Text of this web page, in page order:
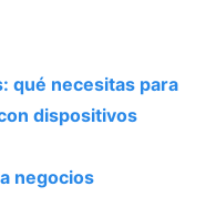
qué necesitas para
dispositivos
negocios